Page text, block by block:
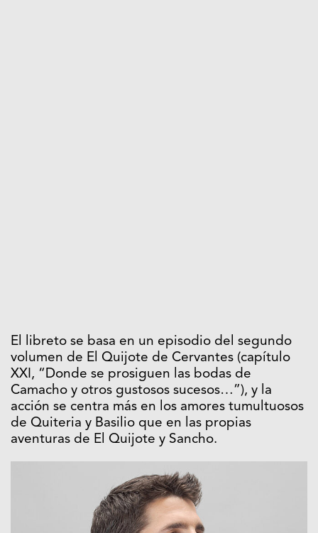
El libreto se basa en un episodio del segundo
volumen de El Quijote de Cervantes (capítulo
XXI, “Donde se prosiguen las bodas de
Camacho y otros gustosos sucesos…”), y la
acción se centra más en los amores tumultuosos
de Quiteria y Basilio que en las propias
aventuras de El Quijote y Sancho.